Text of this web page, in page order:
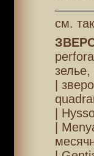
см.
зелье,
|
|
|